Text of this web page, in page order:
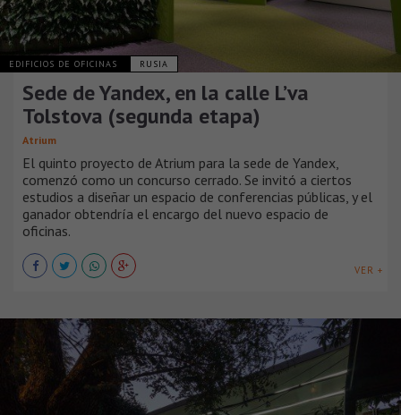
EDIFICIOS DE OFICINAS RUSIA
Sede de Yandex, en la calle L’va
Tolstova (segunda etapa)
Atrium
El quinto proyecto de Atrium para la sede de Yandex,
comenzó como un concurso cerrado. Se invitó a ciertos
estudios a diseñar un espacio de conferencias públicas, y el
ganador obtendría el encargo del nuevo espacio de
oficinas.
VER +